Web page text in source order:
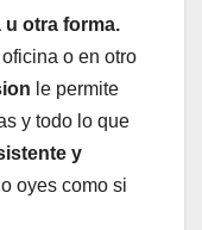
u otra forma.
o en otro
le permite
y todo lo que
y
oyes como si